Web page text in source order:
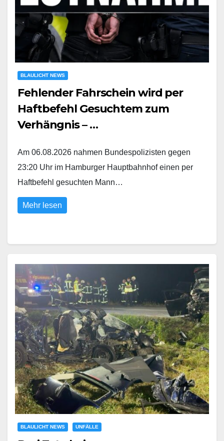
BLAULICHT NEWS
Fehlender Fahrschein wird per
Haftbefehl Gesuchtem zum
Verhängnis – …
Am 06.08.2026 nahmen Bundespolizisten gegen
23:20 Uhr im Hamburger Hauptbahnhof einen per
Haftbefehl gesuchten Mann…
Mehr lesen
BLAULICHT NEWS UNFÄLLE